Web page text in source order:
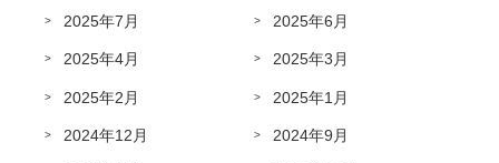
2025年7月 2025年6月
2025年4月 2025年3月
2025年2月 2025年1月
2024年12月 2024年9月